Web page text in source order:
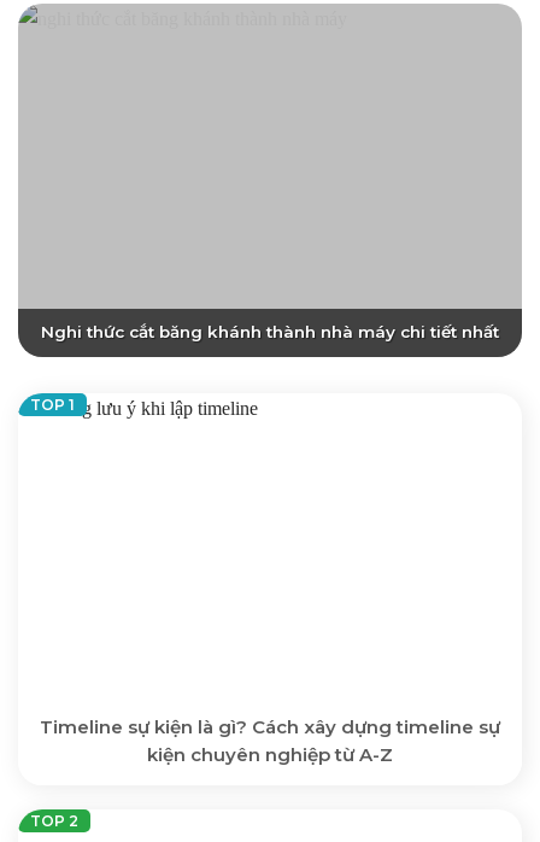
Nghi thức cắt băng khánh thành nhà máy chi tiết nhất
Timeline sự kiện là gì? Cách xây dựng timeline sự
kiện chuyên nghiệp từ A-Z